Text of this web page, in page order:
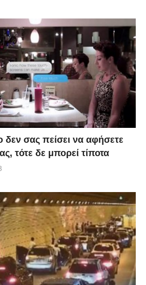
δεν σας πείσει να αφήσετε
τότε δε μπορεί τίποτα